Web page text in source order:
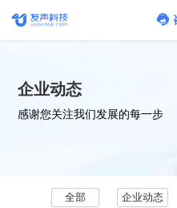
企业动态
感谢您关注我们发展的每一步
全部 企业动态